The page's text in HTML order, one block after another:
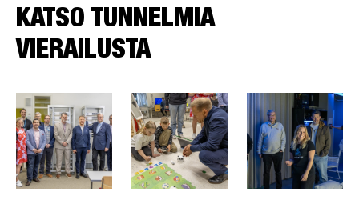
KATSO TUNNELMIA
VIERAILUSTA
Avaa galleria